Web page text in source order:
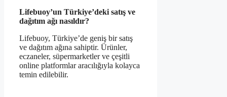
Lifebuoy’un Türkiye’deki satış ve
dağıtım ağı nasıldır?
Lifebuoy, Türkiye’de geniş bir satış
ve dağıtım ağına sahiptir. Ürünler,
eczaneler, süpermarketler ve çeşitli
online platformlar aracılığıyla kolayca
temin edilebilir.